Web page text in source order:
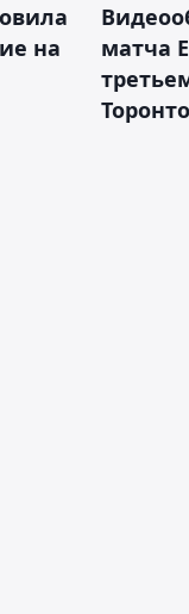
на
матча
Торонто